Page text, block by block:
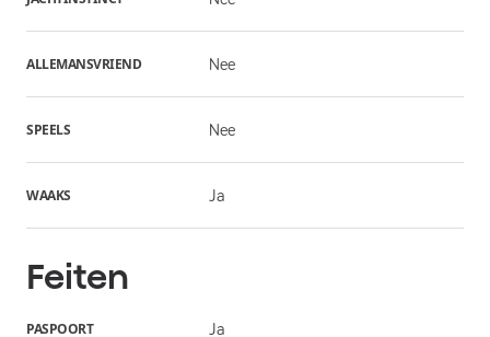
ALLEMANSVRIEND Nee
SPEELS Nee
WAAKS Ja
Feiten
PASPOORT Ja